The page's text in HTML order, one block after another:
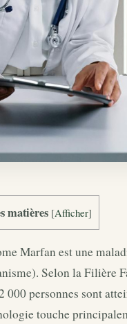
matières [Afficher]
Marfan est une
Selon la Filière
000 personnes sont
touche